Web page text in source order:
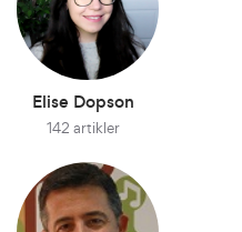
Elise Dopson
142 artikler